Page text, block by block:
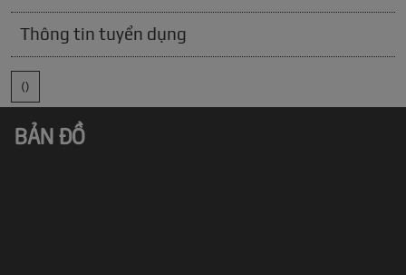
Thông tin tuyển dụng
()
BẢN ĐỒ